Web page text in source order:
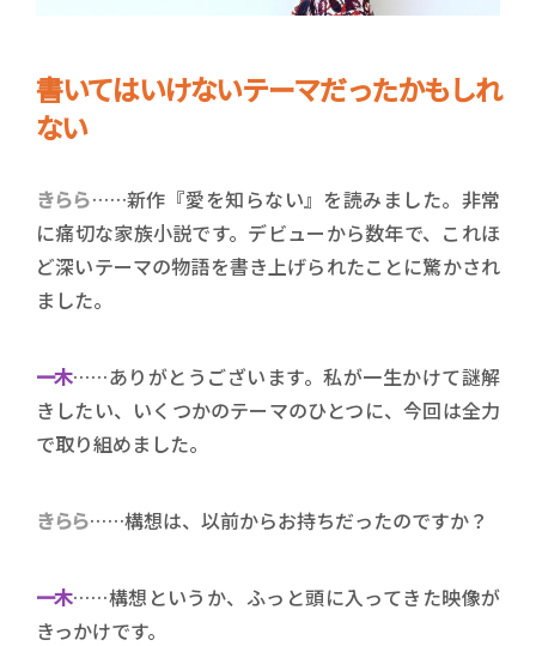
書いてはいけないテーマだったかもしれ
ない
きらら……新作『愛を知らない』を読みました。非常
に痛切な家族小説です。デビューから数年で、これほ
ど深いテーマの物語を書き上げられたことに驚かされ
ました。
一木……ありがとうございます。私が一生かけて謎解
きしたい、いくつかのテーマのひとつに、今回は全力
で取り組めました。
きらら……構想は、以前からお持ちだったのですか？
一木……構想というか、ふっと頭に入ってきた映像が
きっかけです。